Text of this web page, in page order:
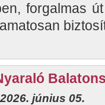
forgalmas
június 05.